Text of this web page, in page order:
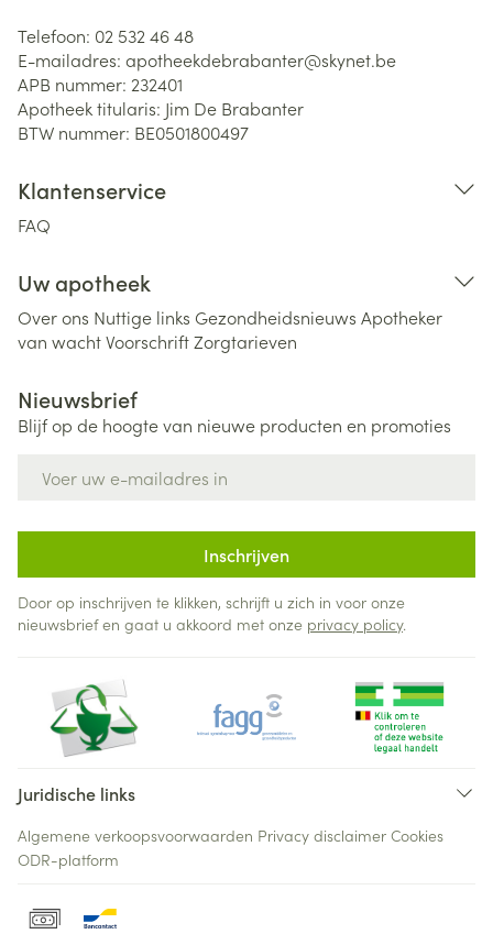
Telefoon: 02 532 46 48
E-mailadres: apotheekdebrabanter@skynet.be
APB nummer: 232401
Apotheek titularis: Jim De Brabanter
BTW nummer: BE0501800497
Klantenservice
FAQ
Uw apotheek
Over ons Nuttige links Gezondheidsnieuws Apotheker
van wachtVoorschriftZorgtarieven
Nieuwsbrief
Blijf op de hoogte van nieuwe producten en promoties
Inschrijven
Door op inschrijven te klikken, schrijft u zich in voor onze
nieuwsbrief en gaat u akkoord met onze privacy policy.
Juridische links
Algemene verkoopsvoorwaarden Privacy disclaimer Cookies
ODR-platform